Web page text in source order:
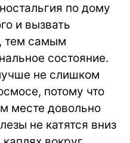
по дому
и вызвать
тем самым
состояние.
не слишком
потому что
месте довольно
не катятся вниз